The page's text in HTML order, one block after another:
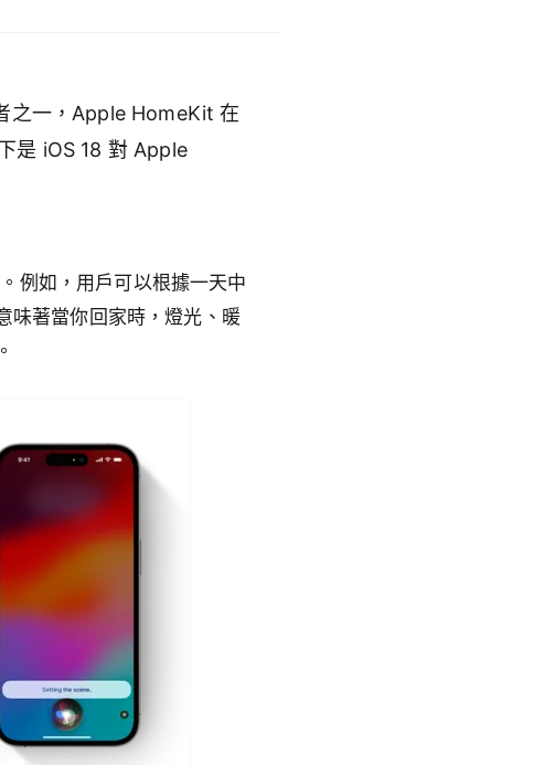
之一，Apple HomeKit 在
是 iOS 18 對 Apple
例如，用戶可以根據一天中
味著當你回家時，燈光、暖